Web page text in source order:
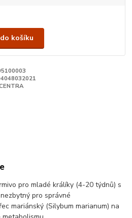
košíku
pro mladé králíky (4-20 týdnů) s
pro správné
mariánský (Silybum marianum) na